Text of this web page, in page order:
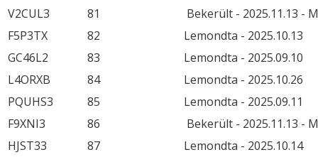
V2CUL3
81
Bekerült - 2025.11.13 -
F5P3TX
82
Lemondta - 2025.10.13
GC46L2
83
Lemondta - 2025.09.10
L4ORXB
84
Lemondta - 2025.10.26
PQUHS3
85
Lemondta - 2025.09.11
F9XNI3
86
Bekerült - 2025.11.13 -
HJST33
87
Lemondta - 2025.10.14